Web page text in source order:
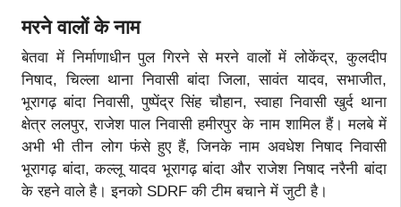
मरने वालों के नाम
बेतवा में निर्माणाधीन पुल गिरने से मरने वालों में लोकेंद्र, कुलदीप
निषाद, चिल्ला थाना निवासी बांदा जिला, सावंत यादव, सभाजीत,
भूरागढ़ बांदा निवासी, पुष्पेंद्र सिंह चौहान, स्वाहा निवासी खुर्द थाना
क्षेत्र ललपुर, राजेश पाल निवासी हमीरपुर के नाम शामिल हैं। मलबे में
अभी भी तीन लोग फंसे हुए हैं, जिनके नाम अवधेश निषाद निवासी
भूरागढ़ बांदा, कल्लू यादव भूरागढ़ बांदा और राजेश निषाद नरैनी बांदा
के रहने वाले है। इनको SDRF की टीम बचाने में जुटी है।